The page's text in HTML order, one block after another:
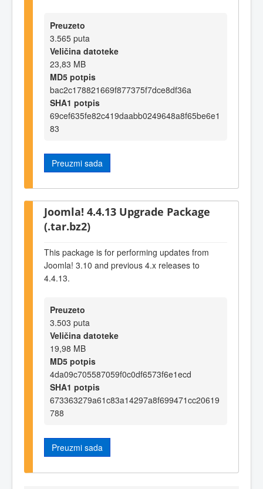
Preuzeto
3.565 puta
Veličina datoteke
23,83 MB
MD5 potpis
bac2c178821669f877375f7dce8df36a
SHA1 potpis
69cef635fe82c419daabb0249648a8f65be6e1
83
Preuzmi sada
Joomla! 4.4.13 Upgrade Package
(.tar.bz2)
This package is for performing updates from
Joomla! 3.10 and previous 4.x releases to
4.4.13.
Preuzeto
3.503 puta
Veličina datoteke
19,98 MB
MD5 potpis
4da09c705587059f0c0df6573f6e1ecd
SHA1 potpis
673363279a61c83a14297a8f699471cc20619
788
Preuzmi sada